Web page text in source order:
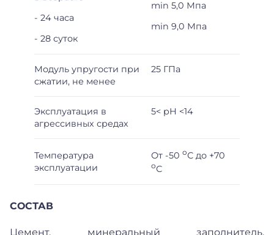
- 24 часа
- 28 суток
min 5,0 Мпа
min 9,0 Мпа
Модуль упругости при
сжатии, не менее
25 ГПа
Эксплуатация в
агрессивных средах
5< pH <14
Температура
эксплуатации
От -50 оС до +70
оС
СОСТАВ
Цемент, минеральный заполнитель,